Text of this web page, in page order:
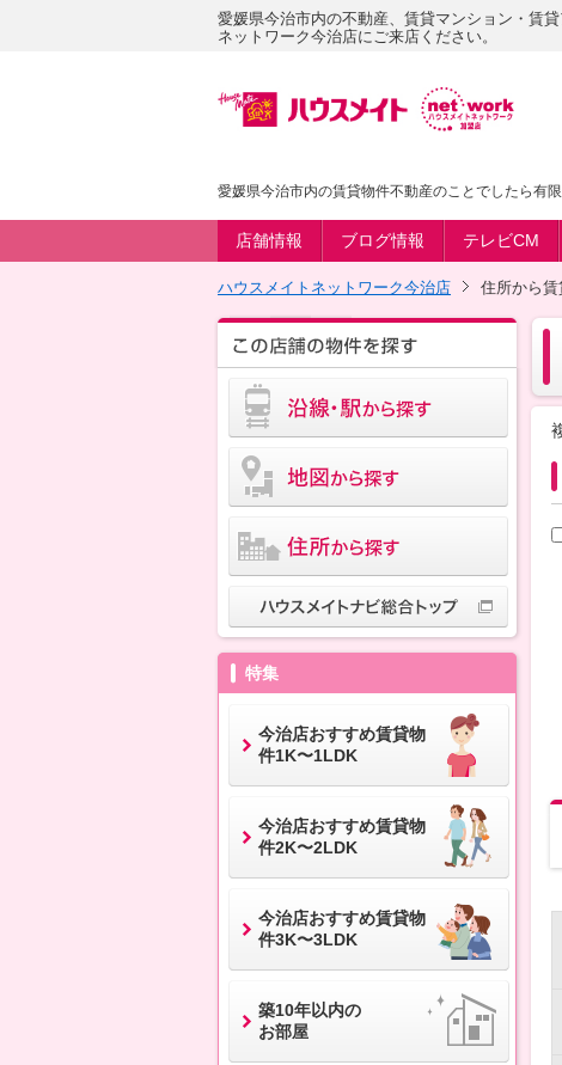
愛媛県今治市内の不動産、賃貸マンション・賃
ネットワーク今治店にご来店ください。
愛媛県今治市内の賃貸物件不動産のことでしたら有
店舗情報 ブログ情報 テレビCM
ハウスメイトネットワーク今治店 住所から
特集
今治店おすすめ賃貸物
件1K〜1LDK
今治店おすすめ賃貸物
件2K〜2LDK
今治店おすすめ賃貸物
件3K〜3LDK
築10年以内の
お部屋